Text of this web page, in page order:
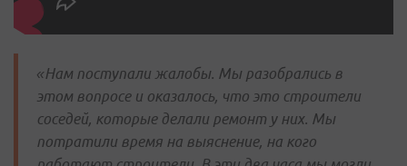
«Нам поступали жалобы. Мы разобрались в
этом вопросе и оказалось, что это строители
соседей, которые делали ремонт у них. Мы
потратили время на выяснение, на кого